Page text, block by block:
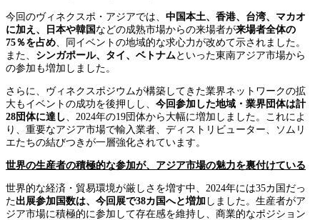
今回のヴィネクスポ・アジアでは、 中国本土、香港、台湾、マカオ
に加え、日本や韓国 などの成熟市場からの来場者が来場者全体の
75％を占め 、同イベントの地域的な求心力が改めて示されました。
また、 シンガポール、タイ、ベトナム といった東南アジア市場から
の参加も増加しました。
さらに、ヴィネクスポジウムが構築してきた業界ネットワークの拡
大もイベントの成功を後押しし、 今回参加した地域・業界団体は計
28団体に達し 、2024年の19団体から大幅に増加しました。これによ
り、重要なアジア市場で輸入業者、ディストリビューター、ソムリ
エたちの結びつきが一層強化されています。
世界の生産者の積極的な参加が、アジア市場の魅力を裏付けている
世界的な経済・貿易環境が厳しさを増す中、2024年には35カ国だっ
た出展参加国数は、今回展で38カ国へと増加 しました。生産者がア
ジア市場に積極的に参加して存在感を維持し、商業的なポジション